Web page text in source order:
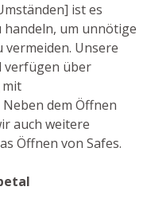
ist es
um unnötige
vermeiden. Unsere
verfügen über
mit
dem Öffnen
auch weitere
Öffnen von Safes.